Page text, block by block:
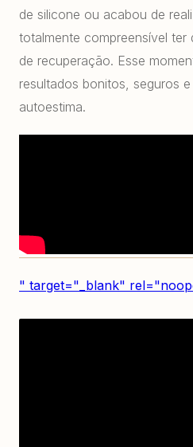
de silicone ou acabou de
totalmente compreensível
de recuperação. Esse
resultados bonitos, seguros
autoestima.
" target="_blank"